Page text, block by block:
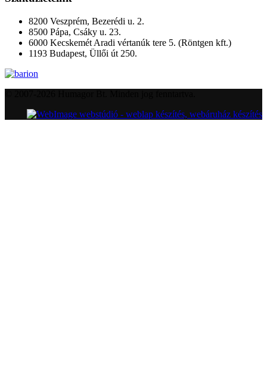
8200 Veszprém, Bezerédi u. 2.
8500 Pápa, Csáky u. 23.
6000 Kecskemét Aradi vértanúk tere 5. (Röntgen kft.)
1193 Budapest, Üllői út 250.